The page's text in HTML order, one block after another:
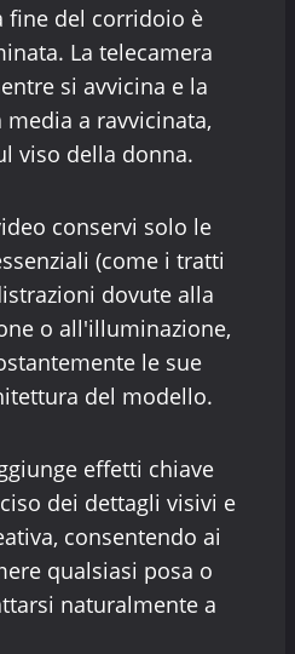
fine del corridoio è
La telecamera
si avvicina e la
a ravvicinata,
viso della donna.
conservi solo le
(come i tratti
dovute alla
o all'illuminazione,
le sue
del modello.
effetti chiave
dei dettagli visivi e
consentendo ai
qualsiasi posa o
naturalmente a